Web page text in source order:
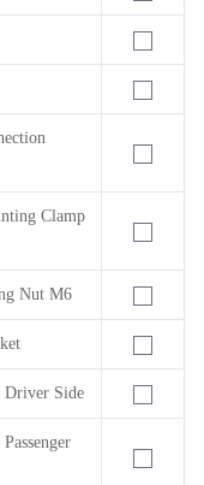
Clamp
Nut M6
Driver Side